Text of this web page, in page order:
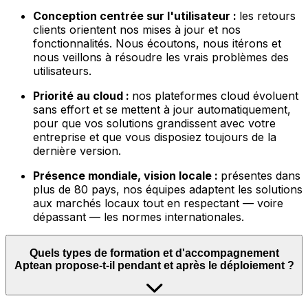
Conception centrée sur l'utilisateur : les retours
clients orientent nos mises à jour et nos
fonctionnalités. Nous écoutons, nous itérons et
nous veillons à résoudre les vrais problèmes des
utilisateurs.
Priorité au cloud : nos plateformes cloud évoluent
sans effort et se mettent à jour automatiquement,
pour que vos solutions grandissent avec votre
entreprise et que vous disposiez toujours de la
dernière version.
Présence mondiale, vision locale : présentes dans
plus de 80 pays, nos équipes adaptent les solutions
aux marchés locaux tout en respectant — voire
dépassant — les normes internationales.
Quels types de formation et d'accompagnement
Aptean propose-t-il pendant et après le déploiement ?